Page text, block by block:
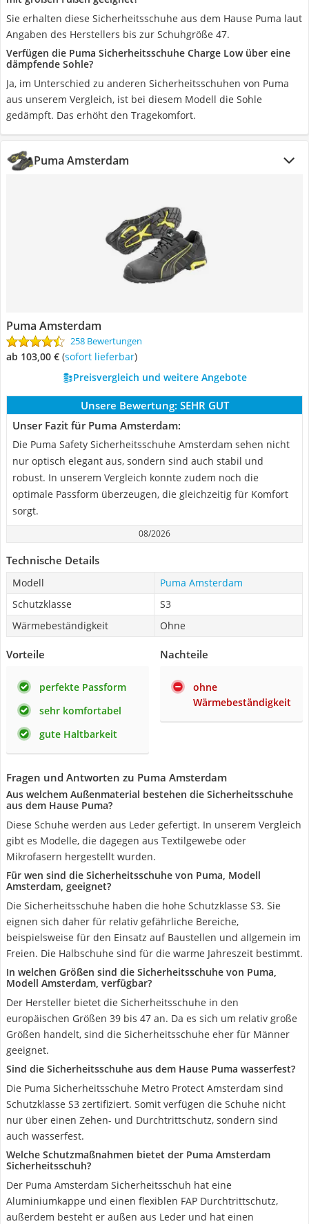
Sie erhalten diese Sicherheitsschuhe aus dem Hause Puma laut
Angaben des Herstellers bis zur Schuhgröße 47.
Verfügen die Puma Sicherheitsschuhe Charge Low über eine
dämpfende Sohle?
Ja, im Unterschied zu anderen Sicherheitsschuhen von Puma
aus unserem Vergleich, ist bei diesem Modell die Sohle
gedämpft. Das erhöht den Tragekomfort.
Puma Amsterdam
Puma Amsterdam
258 Bewertungen
ab 103,00 € ( Sofort lieferbar)
Preisvergleich und weitere Angebote
Unsere Bewertung: SEHR GUT
Unser Fazit für Puma Amsterdam:
Die Puma Safety Sicherheitsschuhe Amsterdam sehen nicht
nur optisch elegant aus, sondern sind auch stabil und
robust. In unserem Vergleich konnte zudem noch die
optimale Passform überzeugen, die gleichzeitig für Komfort
sorgt.
08/2026
Technische Details
Modell
Puma Amsterdam
Schutzklasse
S3
Wärmebeständigkeit
Ohne
Vorteile
perfekte Passform
sehr komfortabel
gute Haltbarkeit
Nachteile
ohne
Wärmebeständigkeit
Fragen und Antworten zu Puma Amsterdam
Aus welchem Außenmaterial bestehen die Sicherheitsschuhe
aus dem Hause Puma?
Diese Schuhe werden aus Leder gefertigt. In unserem Vergleich
gibt es Modelle, die dagegen aus Textilgewebe oder
Mikrofasern hergestellt wurden.
Für wen sind die Sicherheitsschuhe von Puma, Modell
Amsterdam, geeignet?
Die Sicherheitsschuhe haben die hohe Schutzklasse S3. Sie
eignen sich daher für relativ gefährliche Bereiche,
beispielsweise für den Einsatz auf Baustellen und allgemein im
Freien. Die Halbschuhe sind für die warme Jahreszeit bestimmt.
In welchen Größen sind die Sicherheitsschuhe von Puma,
Modell Amsterdam, verfügbar?
Der Hersteller bietet die Sicherheitsschuhe in den
europäischen Größen 39 bis 47 an. Da es sich um relativ große
Größen handelt, sind die Sicherheitsschuhe eher für Männer
geeignet.
Sind die Sicherheitsschuhe aus dem Hause Puma wasserfest?
Die Puma Sicherheitsschuhe Metro Protect Amsterdam sind
Schutzklasse S3 zertifiziert. Somit verfügen die Schuhe nicht
nur über einen Zehen- und Durchtrittschutz, sondern sind
auch wasserfest.
Welche Schutzmaßnahmen bietet der Puma Amsterdam
Sicherheitsschuh?
Der Puma Amsterdam Sicherheitsschuh hat eine
Aluminiumkappe und einen flexiblen FAP Durchtrittschutz,
außerdem besteht er außen aus Leder und hat einen